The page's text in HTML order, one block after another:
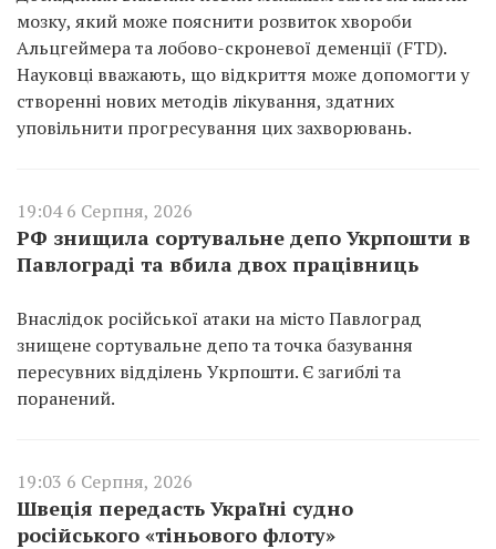
мозку, який може пояснити розвиток хвороби
Альцгеймера та лобово-скроневої деменції (FTD).
Науковці вважають, що відкриття може допомогти у
створенні нових методів лікування, здатних
уповільнити прогресування цих захворювань.
19:04 6 Серпня, 2026
РФ знищила сортувальне депо Укрпошти в
Павлограді та вбила двох працівниць
Внаслідок російської атаки на місто Павлоград
знищене сортувальне депо та точка базування
пересувних відділень Укрпошти. Є загиблі та
поранений.
19:03 6 Серпня, 2026
Швеція передасть Україні судно
російського «тіньового флоту»